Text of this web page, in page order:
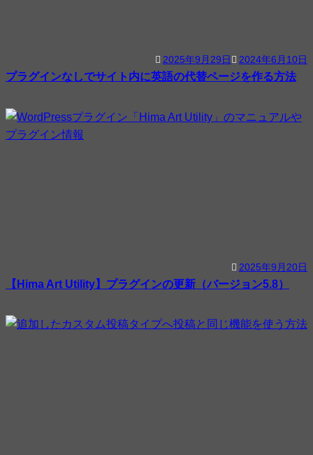
2025年9月29日 2024年6月10日
プラグインなしでサイト内に英語の代替ページを作る方法
2025年9月20日
【Hima Art Utility】プラグインの更新（バージョン5.8）